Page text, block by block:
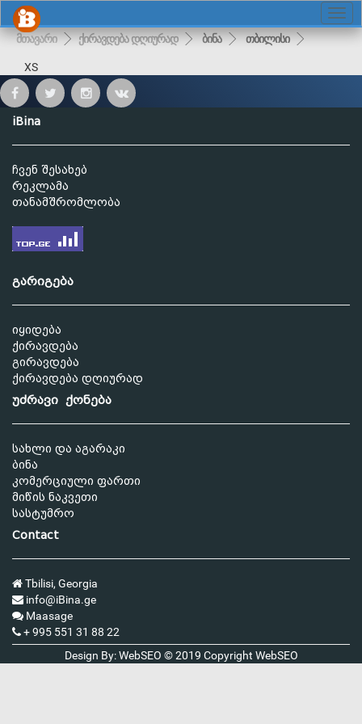
მთავარი ქირავდება დღიურად ბინა თბილისი
XS
iBina
ჩვენ შესახებ
რეკლამა
თანამშრომლობა
გარიგება
იყიდება
ქირავდება
გირავდება
ქირავდება დღიურად
უძრავი ქონება
სახლი და აგარაკი
ბინა
კომერციული ფართი
მიწის ნაკვეთი
სასტუმრო
Contact
Tbilisi, Georgia
info@iBina.ge
Maasage
+ 995 551 31 88 22
Design By: WebSEO © 2019 Copyright WebSEO